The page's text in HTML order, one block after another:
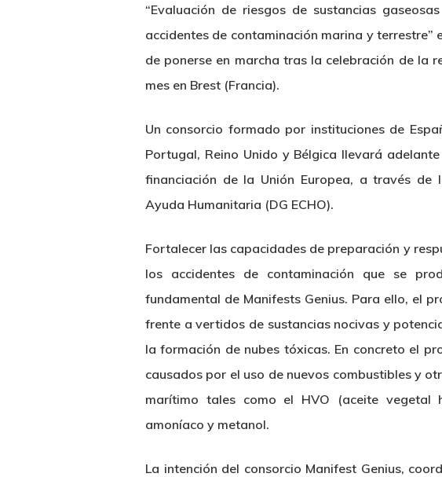
“Evaluación de riesgos de sustancias
accidentes de contaminación marina y terrestre”
de ponerse en marcha tras la celebración de la
mes en Brest (Francia).
Un consorcio formado por instituciones de
Portugal, Reino Unido y Bélgica llevará
financiación de la Unión Europea, a través de
Ayuda Humanitaria (DG ECHO).
Fortalecer las capacidades de preparación y
los accidentes de contaminación que se
fundamental de Manifests Genius. Para ello, el
frente a vertidos de sustancias nocivas y
la formación de nubes tóxicas. En concreto el
causados por el uso de nuevos combustibles y
marítimo tales como el HVO (aceite vegetal
amoníaco y metanol.
La intención del consorcio Manifest Genius,